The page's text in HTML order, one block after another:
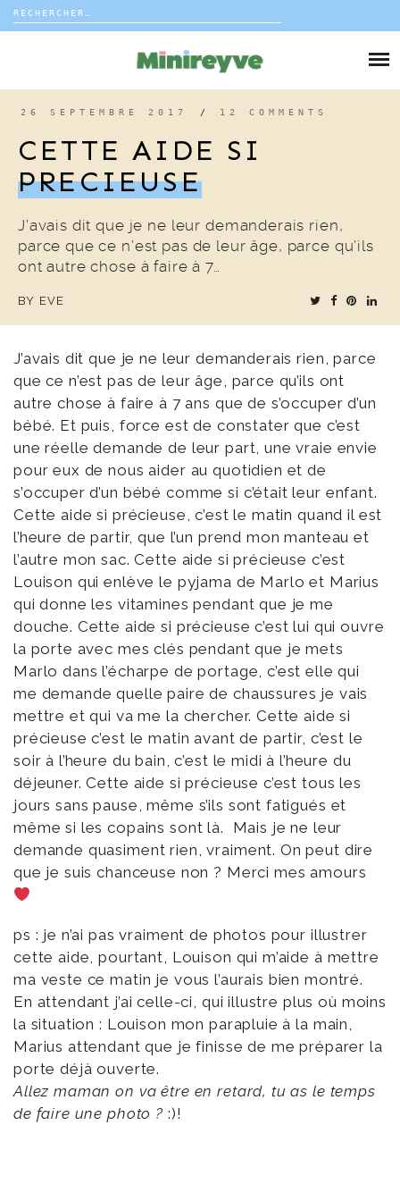
Rechercher :
DÉCO
COUP DE COEUR
EDITORIAL
26 SEPTEMBRE 2017 / 12 COMMENTS
CETTE AIDE SI
PRECIEUSE
J’avais dit que je ne leur demanderais rien,
parce que ce n’est pas de leur âge, parce qu’ils
ont autre chose à faire à 7…
BY EVE
J’avais dit que je ne leur demanderais rien, parce
que ce n’est pas de leur âge, parce qu’ils ont
autre chose à faire à 7 ans que de s’occuper d’un
bébé. Et puis, force est de constater que c’est
une réelle demande de leur part, une vraie envie
pour eux de nous aider au quotidien et de
s’occuper d’un bébé comme si c’était leur enfant.
Cette aide si précieuse, c’est le matin quand il est
l’heure de partir, que l’un prend mon manteau et
l’autre mon sac. Cette aide si précieuse c’est
Louison qui enlève le pyjama de Marlo et Marius
qui donne les vitamines pendant que je me
douche. Cette aide si précieuse c’est lui qui ouvre
la porte avec mes clés pendant que je mets
Marlo dans l’écharpe de portage, c’est elle qui
me demande quelle paire de chaussures je vais
mettre et qui va me la chercher. Cette aide si
précieuse c’est le matin avant de partir, c’est le
soir à l’heure du bain, c’est le midi à l’heure du
déjeuner. Cette aide si précieuse c’est tous les
jours sans pause, même s’ils sont fatigués et
même si les copains sont là. Mais je ne leur
demande quasiment rien, vraiment. On peut dire
que je suis chanceuse non ? Merci mes amours
ps : je n’ai pas vraiment de photos pour illustrer
cette aide, pourtant, Louison qui m’aide à mettre
ma veste ce matin je vous l’aurais bien montré.
En attendant j’ai celle-ci, qui illustre plus où moins
la situation : Louison mon parapluie à la main,
Marius attendant que je finisse de me préparer la
porte déjà ouverte.
Allez maman on va être en retard, tu as le temps
de faire une photo ? :)!